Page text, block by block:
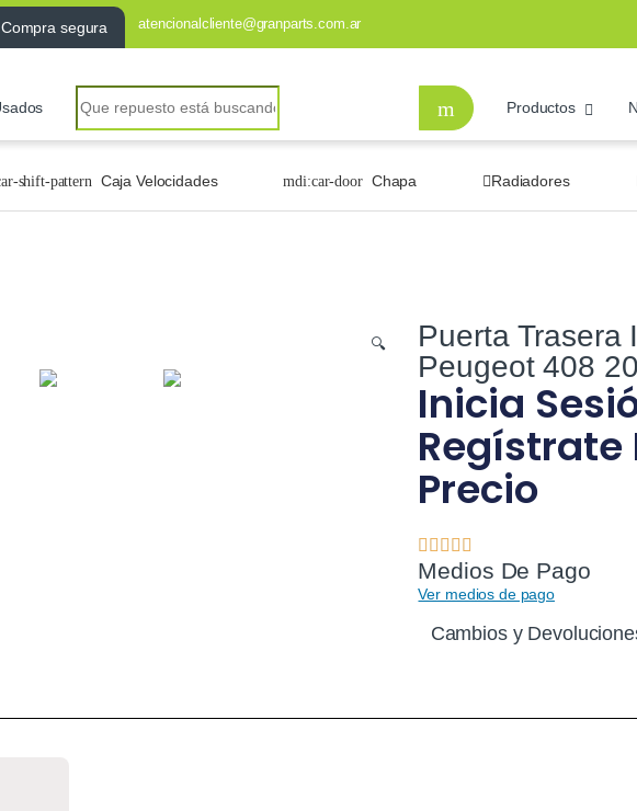
Compra segura atencionalcliente@granparts.com.ar
Productos
Caja Velocidades Chapa Radiadores
🔍
Puerta Trasera
Peugeot 408
Inicia
Regístrate
Precio
Medios De Pago
Ver medios de pago
Cambios y